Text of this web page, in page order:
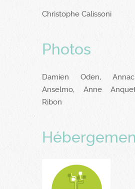
Christophe Calissoni
Photos
Damien Oden,
Anselmo, Anne
Ribon